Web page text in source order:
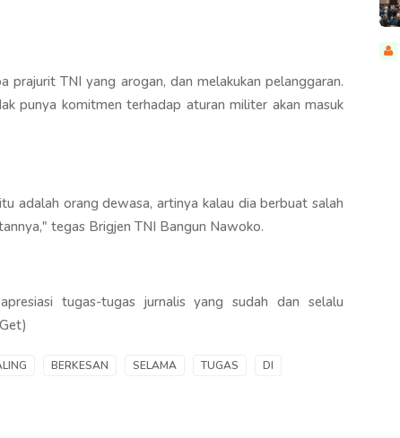
prajurit TNI yang arogan, dan melakukan pelanggaran.
punya komitmen terhadap aturan militer akan masuk
adalah orang dewasa, artinya kalau dia berbuat salah
tegas Brigjen TNI Bangun Nawoko.
tugas-tugas jurnalis yang sudah dan selalu
BERKESAN SELAMA TUGAS
DI